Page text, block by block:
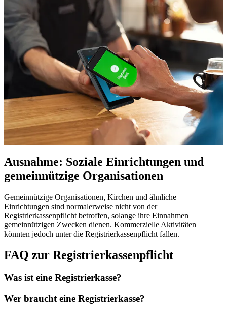
Ausnahme: Soziale Einrichtungen und
gemeinnützige Organisationen
Gemeinnützige Organisationen, Kirchen und ähnliche
Einrichtungen sind normalerweise nicht von der
Registrierkassenpflicht betroffen, solange ihre Einnahmen
gemeinnützigen Zwecken dienen. Kommerzielle Aktivitäten
könnten jedoch unter die Registrierkassenpflicht fallen.
FAQ zur Registrierkassenpflicht
Was ist eine Registrierkasse?
Wer braucht eine Registrierkasse?